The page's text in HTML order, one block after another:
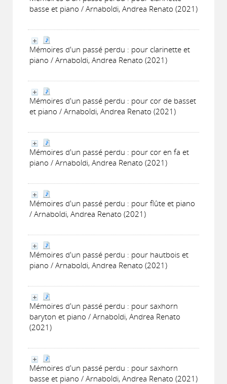
basse et piano / Arnaboldi, Andrea Renato (2021)
Mémoires d'un passé perdu : pour clarinette et
piano / Arnaboldi, Andrea Renato (2021)
Mémoires d'un passé perdu : pour cor de basset
et piano / Arnaboldi, Andrea Renato (2021)
Mémoires d'un passé perdu : pour cor en fa et
piano / Arnaboldi, Andrea Renato (2021)
Mémoires d'un passé perdu : pour flûte et piano
/ Arnaboldi, Andrea Renato (2021)
Mémoires d'un passé perdu : pour hautbois et
piano / Arnaboldi, Andrea Renato (2021)
Mémoires d'un passé perdu : pour saxhorn
baryton et piano / Arnaboldi, Andrea Renato
(2021)
Mémoires d'un passé perdu : pour saxhorn
basse et piano / Arnaboldi, Andrea Renato (2021)